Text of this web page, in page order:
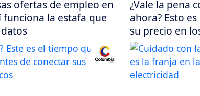
ofertas de empleo en
funciona la estafa que
¿Vale la pena
ahora? Esto
su precio en